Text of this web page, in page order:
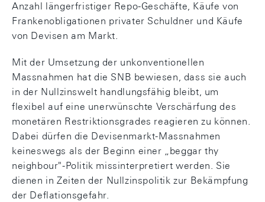
Anzahl längerfristiger Repo-Geschäfte, Käufe von
Frankenobligationen privater Schuldner und Käufe
von Devisen am Markt.
Mit der Umsetzung der unkonventionellen
Massnahmen hat die SNB bewiesen, dass sie auch
in der Nullzinswelt handlungsfähig bleibt, um
flexibel auf eine unerwünschte Verschärfung des
monetären Restriktionsgrades reagieren zu können.
Dabei dürfen die Devisenmarkt-Massnahmen
keineswegs als der Beginn einer „beggar thy
neighbour"-Politik missinterpretiert werden. Sie
dienen in Zeiten der Nullzinspolitik zur Bekämpfung
der Deflationsgefahr.